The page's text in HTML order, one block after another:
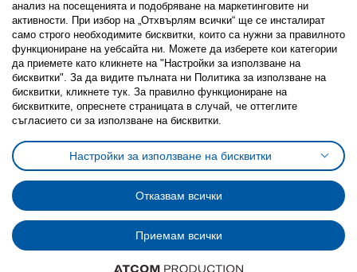
FacebookTwitterYoutubePinterestInstagram
Политика за използване на бисквитки (Cookies)
Избор на настройки за използване на бисквитки
Условия за ползване на ikea.bgОбща политика за личните данни
Политика за защита на личните данни на ikea.bg
Общи условия на програма IKEA Family
Политика за защита на лични данни на програма IKEA Family
© Inter-IKEA Systems B.V. 1999 - 2025
анализ на посещенията и подобряване на маркетинговите ни
активности. При избор на „Отхвърлям всички“ ще се инсталират
само строго необходимитe бисквитки, които са нужни за правилното
функциониране на уебсайта ни. Можете да изберете кои категории
да приемете като кликнете на "Настройки за използване на
бисквитки". За да видите пълната ни Политика за използване на
бисквитки, кликнете тук. За правилно функциониране на
бисквитките, опреснете страницата в случай, че оттеглите
съгласието си за използване на бисквитки.
Настройки за използване на бисквитки
Отказвам всички
Приемам всички